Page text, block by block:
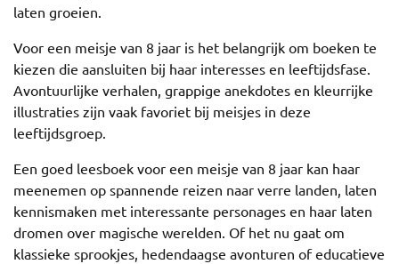
laten groeien.
Voor een meisje van 8 jaar is het belangrijk om boeken te
kiezen die aansluiten bij haar interesses en leeftijdsfase.
Avontuurlijke verhalen, grappige anekdotes en kleurrijke
illustraties zijn vaak favoriet bij meisjes in deze
leeftijdsgroep.
Een goed leesboek voor een meisje van 8 jaar kan haar
meenemen op spannende reizen naar verre landen, laten
kennismaken met interessante personages en haar laten
dromen over magische werelden. Of het nu gaat om
klassieke sprookjes, hedendaagse avonturen of educatieve